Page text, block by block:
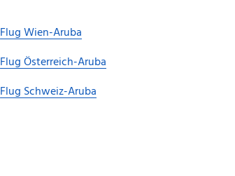
Flug Wien-Aruba
Flug Österreich-Aruba
Flug Schweiz-Aruba